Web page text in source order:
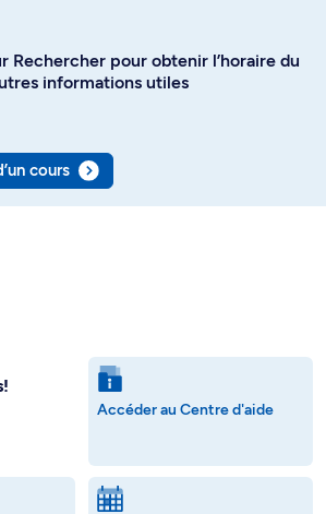
Rechercher pour obtenir l’horaire du
informations utiles
cours
Accéder au Centre d'aide